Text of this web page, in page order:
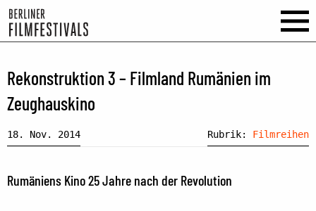
Rekonstruktion 3 – Filmland Rumänien im
Zeughauskino
18. Nov. 2014 Rubrik: Filmreihen
Rumäniens Kino 25 Jahre nach der Revolution